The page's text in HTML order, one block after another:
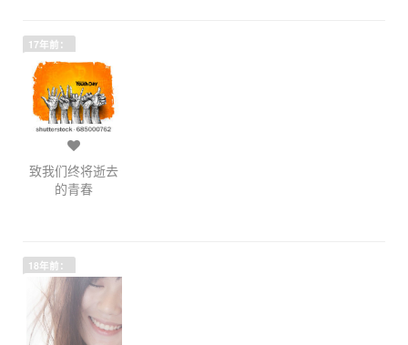
17年前：
致我们终将逝去
的青春
18年前：